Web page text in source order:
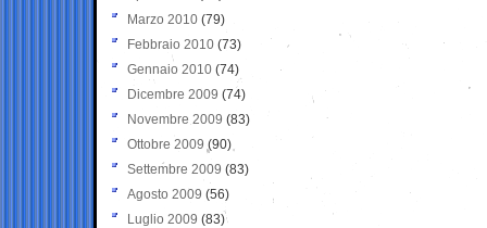
Marzo 2010 (79)
Febbraio 2010 (73)
Gennaio 2010 (74)
Dicembre 2009 (74)
Novembre 2009 (83)
Ottobre 2009 (90)
Settembre 2009 (83)
Agosto 2009 (56)
Luglio 2009 (83)